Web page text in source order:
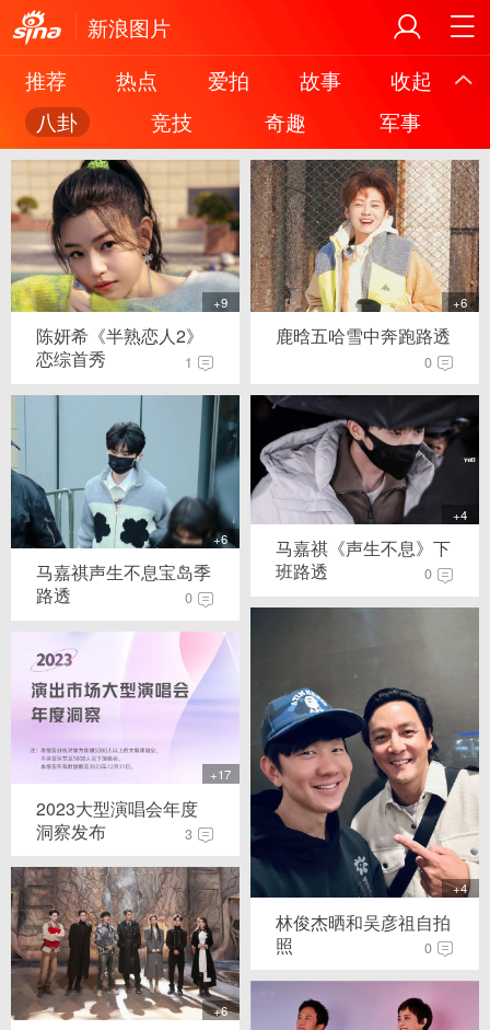
新浪图片
推荐
热点 爱拍 故事
收起
八卦
竞技 奇趣 军事
+9
陈妍希《半熟恋人2》
恋综首秀
1
+6
马嘉祺声生不息宝岛季
路透
0
+17
2023大型演唱会年度
洞察发布
3
+6
+6
鹿晗五哈雪中奔跑路透
0
+4
马嘉祺《声生不息》下
班路透
0
+4
林俊杰晒和吴彦祖自拍
照
0